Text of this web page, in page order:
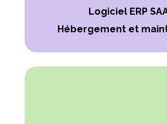
Logiciel ERP
Hébergement et